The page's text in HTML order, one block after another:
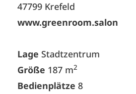
47799 Krefeld
www.greenroom.salon
Lage Stadtzentrum
Größe 187 m2
Bedienplätze 8